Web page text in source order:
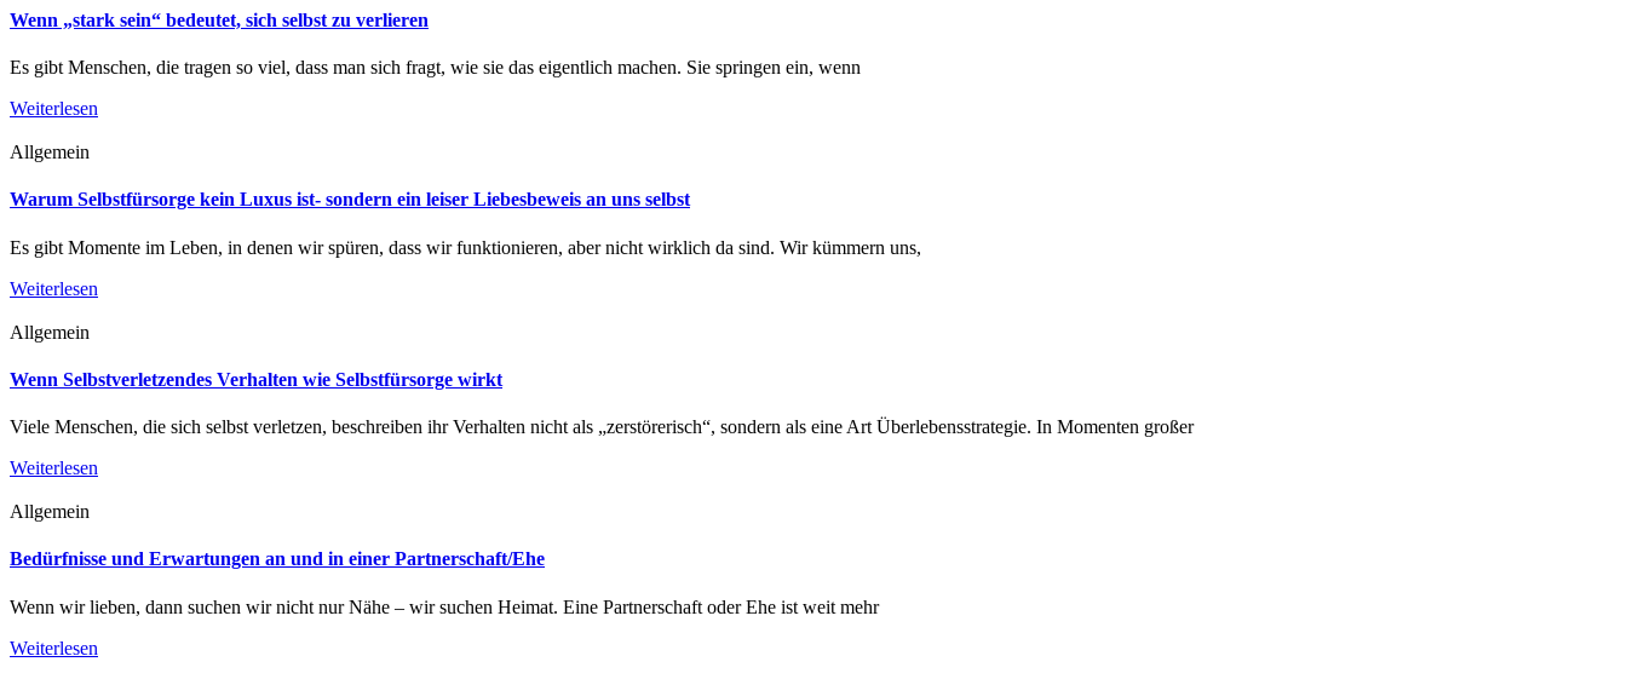
Wenn „stark sein“ bedeutet, sich selbst zu verlieren
Es gibt Menschen, die tragen so viel, dass man sich fragt, wie sie das eigentlich machen. Sie springen ein, wenn
Weiterlesen
Allgemein
Warum Selbstfürsorge kein Luxus ist- sondern ein leiser Liebesbeweis an uns selbst
Es gibt Momente im Leben, in denen wir spüren, dass wir funktionieren, aber nicht wirklich da sind. Wir kümmern uns,
Weiterlesen
Allgemein
Wenn Selbstverletzendes Verhalten wie Selbstfürsorge wirkt
Viele Menschen, die sich selbst verletzen, beschreiben ihr Verhalten nicht als „zerstörerisch“, sondern als eine Art Überlebensstrategie. In Momenten großer
Weiterlesen
Allgemein
Bedürfnisse und Erwartungen an und in einer Partnerschaft/Ehe
Wenn wir lieben, dann suchen wir nicht nur Nähe – wir suchen Heimat. Eine Partnerschaft oder Ehe ist weit mehr
Weiterlesen